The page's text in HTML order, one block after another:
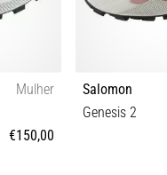
Mulher
€150,00
Salomon
Genesis 2